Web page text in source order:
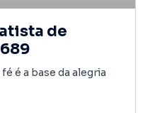
de
é a base da alegria